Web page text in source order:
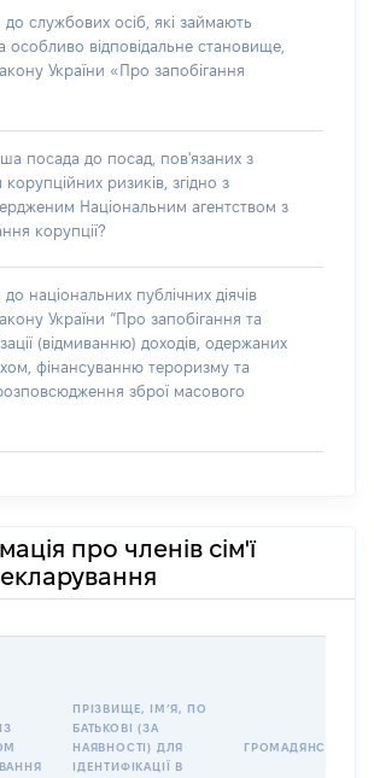
службових осіб, які займають
особливо відповідальне становище,
України «Про запобігання
посада до посад, пов'язаних з
ризиків, згідно з
Національним агентством з
корупції?
національних публічних діячів
України “Про запобігання та
(відмиванню) доходів, одержаних
фінансуванню тероризму та
зброї масового
про членів сім'ї
ПРІЗВИЩЕ, ІМʼЯ, ПО
БАТЬКОВІ (ЗА
НАЯВНОСТІ) ДЛЯ
ІДЕНТИФІКАЦІЇ В
ГРОМАДЯНСТВО